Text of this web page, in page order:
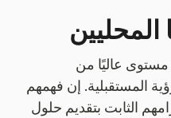
“لقد أظهرت شركة Qarbon مستوى عاليًا من
المستقبلية. إن فهمهم
الثابت بتقديم حلول